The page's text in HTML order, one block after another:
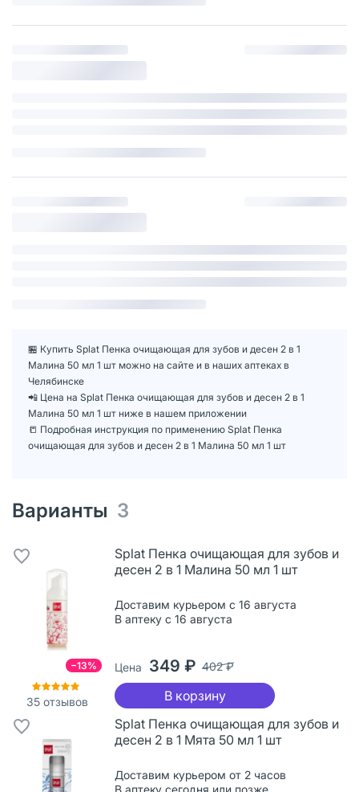
🏪 Купить Splat Пенка очищающая для зубов и десен 2 в 1
Малина 50 мл 1 шт можно на сайте и в наших аптеках в
Челябинске
📲 Цена на Splat Пенка очищающая для зубов и десен 2 в 1
Малина 50 мл 1 шт ниже в нашем приложении
📒 Подробная инструкция по применению Splat Пенка
очищающая для зубов и десен 2 в 1 Малина 50 мл 1 шт
Варианты 3
−13%
35отзывов
Splat Пенка очищающая для зубов и
десен 2 в 1 Малина 50 мл 1 шт
Доставим курьером с 16 августа
В аптеку с 16 августа
Цена 349 ₽ 402 ₽
В корзину
Splat Пенка очищающая для зубов и
десен 2 в 1 Мята 50 мл 1 шт
Доставим курьером от 2 часов
В аптеку сегодня или позже